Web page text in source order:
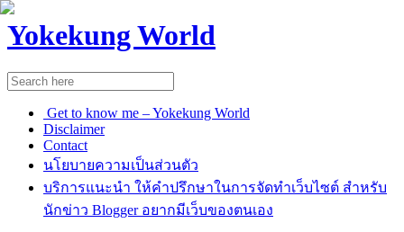
Yokekung World
Get to know me – Yokekung World
Disclaimer
Contact
นโยบายความเป็นส่วนตัว
บริการแนะนำ ให้คำปรึกษาในการจัดทำเว็บไซต์ สำหรับ
นักข่าว Blogger อยากมีเว็บของตนเอง